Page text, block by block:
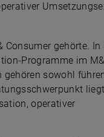
Consumer gehörte. In
Programme im
gehören sowohl
operativer